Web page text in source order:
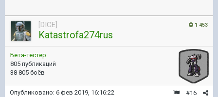
1 453
[DICE]
Katastrofa274rus
Бета-тестер
805 публикаций
38 805 боёв
#16
Опубликовано: 6 фев 2019, 16:16:22